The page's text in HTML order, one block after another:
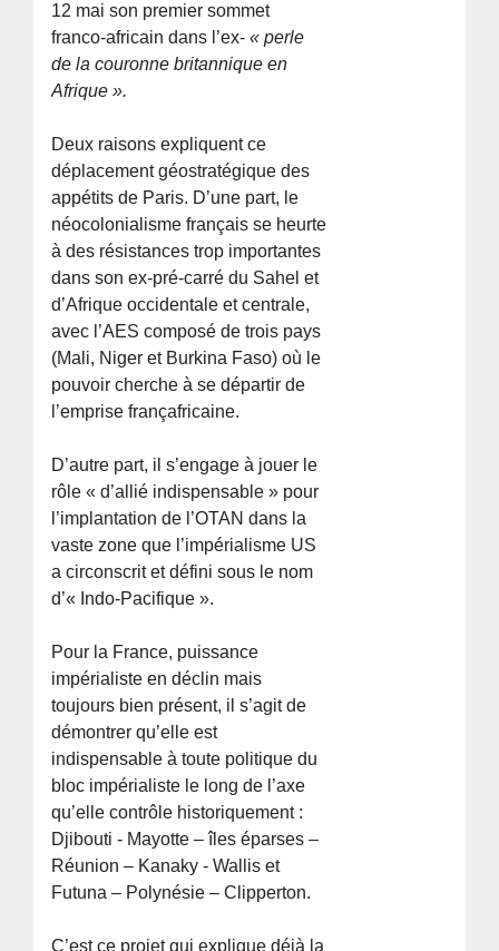
12 mai son premier sommet
franco-africain dans l’ex- « perle
de la couronne britannique en
Afrique ».
Deux raisons expliquent ce
déplacement géostratégique des
appétits de Paris. D’une part, le
néocolonialisme français se heurte
à des résistances trop importantes
dans son ex-pré-carré du Sahel et
d’Afrique occidentale et centrale,
avec l’AES composé de trois pays
(Mali, Niger et Burkina Faso) où le
pouvoir cherche à se départir de
l’emprise françafricaine.
D’autre part, il s’engage à jouer le
rôle « d’allié indispensable » pour
l’implantation de l’OTAN dans la
vaste zone que l’impérialisme US
a circonscrit et défini sous le nom
d’« Indo-Pacifique ».
Pour la France, puissance
impérialiste en déclin mais
toujours bien présent, il s’agit de
démontrer qu’elle est
indispensable à toute politique du
bloc impérialiste le long de l’axe
qu’elle contrôle historiquement :
Djibouti - Mayotte – îles éparses –
Réunion – Kanaky - Wallis et
Futuna – Polynésie – Clipperton.
C’est ce projet qui explique déjà la